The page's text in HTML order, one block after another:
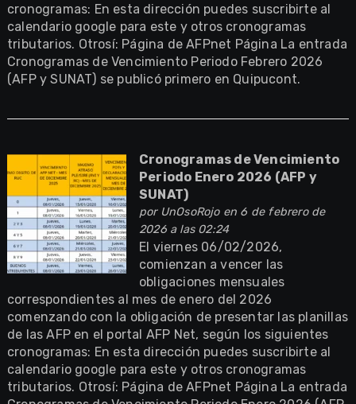
cronogramas: En esta dirección puedes suscribirte al
calendario google para este y otros cronogramas
tributarios. Otrosí: Página de AFPnet Página La entrada
Cronogramas de Vencimiento Periodo Febrero 2026
(AFP y SUNAT) se publicó primero en Quipucont.
Cronogramas de Vencimiento
Periodo Enero 2026 (AFP y
SUNAT)
por UnOsoRojoen 6 de febrero de
2026 a las 02:24
El viernes 06/02/2026,
comienzan a vencer las
obligaciones mensuales
correspondientes al mes de enero del 2026
comenzando con la obligación de presentar las planillas
de las AFP en el portal AFP Net, según los siguientes
cronogramas: En esta dirección puedes suscribirte al
calendario google para este y otros cronogramas
tributarios. Otrosí: Página de AFPnet Página La entrada